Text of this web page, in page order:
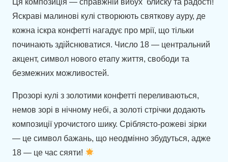
Ця композиція — справжній вибух блиску та радості!
Яскраві малинові кулі створюють святкову ауру, де
кожна іскра конфетті нагадує про мрії, що тільки
починають здійснюватися. Число 18 — центральний
акцент, символ нового етапу життя, свободи та
безмежних можливостей.
Прозорі кулі з золотими конфетті переливаються,
немов зорі в нічному небі, а золоті стрічки додають
композиції урочистого шику. Сріблясто-рожеві зірки
— це символ бажань, що неодмінно збудуться, адже
18 — це час сяяти!